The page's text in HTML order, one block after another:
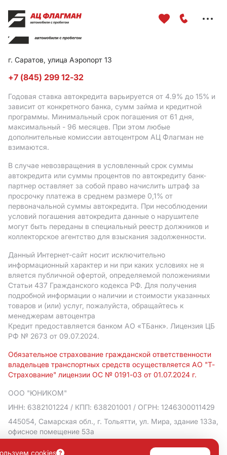
г. Саратов, улица Аэропорт 13
+7 (845) 299 12-32
Годовая ставка автокредита варьируется от 4.9% до 15% и
зависит от конкретного банка, сумм займа и кредитной
программы. Минимальный срок погашения от 61 дня,
максимальный - 96 месяцев. При этом любые
дополнительные комиссии автоцентром АЦ Флагман не
взимаются.
В случае невозвращения в условленный срок суммы
автокредита или суммы процентов по автокредиту банк-
партнер оставляет за собой право начислить штраф за
просрочку платежа в среднем размере 0,1% от
первоначальной суммы автокредита. При несоблюдении
условий погашения автокредита данные о нарушителе
могут быть переданы в специальный реестр должников и
коллекторское агентство для взыскания задолженности.
Данный Интернет-сайт носит исключительно
информационный характер и ни при каких условиях не я
вляется публичной офертой, определяемой положениями
Статьи 437 Гражданского кодекса РФ. Для получения
подробной информации о наличии и стоимости указанных
товаров и (или) услуг, пожалуйста, обращайтесь к
менеджерам автоцентра
Кредит предоставляется банком АO «ТБанк». Лицензия ЦБ
РФ № 2673 от 09.07.2024.
Обязательное страхование гражданской ответственности
владельцев транспортных средств осуществляется АО "Т-
Страхование" лицензии ОС № 0191-03 от 01.07.2024 г.
ООО "ЮНИКОМ"
ИНН: 6382101224 / КПП: 638201001 / ОГРН: 1246300011429
445054, Самарская обл., г. Тольятти, ул. Мира, здание 133а,
офисное помещение 53а
Политика в отношении обработки персональных данных
cookies